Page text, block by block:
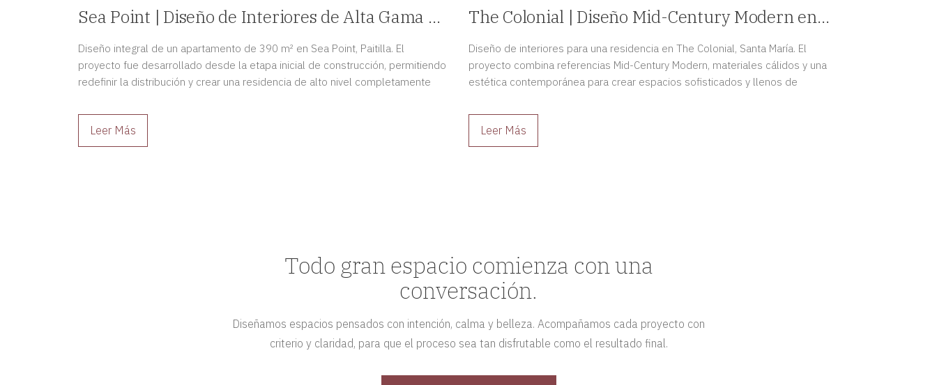
Sea Point | Diseño de Interiores de Alta Gama en
Paitilla, Panamá
Diseño integral de un apartamento de 390 m² en Sea Point, Paitilla. El
proyecto fue desarrollado desde la etapa inicial de construcción, permitiendo
redefinir la distribución y crear una residencia de alto nivel completamente
Leer Más
The Colonial | Diseño Mid-Century Modern en
Santa María, Panamá
Diseño de interiores para una residencia en The Colonial, Santa María. El
proyecto combina referencias Mid-Century Modern, materiales cálidos y una
estética contemporánea para crear espacios sofisticados y llenos de
Leer Más
Todo gran espacio comienza con una
conversación.
Diseñamos espacios pensados con intención, calma y belleza. Acompañamos cada proyecto con
criterio y claridad, para que el proceso sea tan disfrutable como el resultado final.